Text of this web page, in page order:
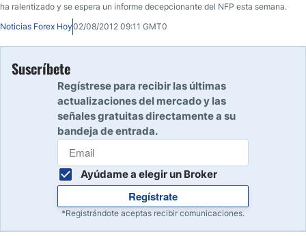
ha ralentizado y se espera un informe decepcionante del NFP esta semana.
Noticias Forex Hoy02/08/2012 09:11 GMT0
Suscríbete
Regístrese para recibir las últimas
actualizaciones del mercado y las
señales gratuitas directamente a su
bandeja de entrada.
Ayúdame a elegir un Broker
Regístrate
*Registrándote aceptas recibir comunicaciones.